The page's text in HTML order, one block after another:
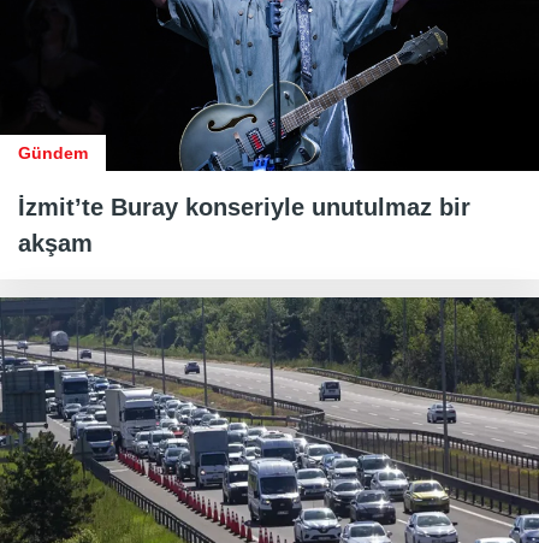
Gündem
İzmit’te Buray konseriyle unutulmaz bir
akşam